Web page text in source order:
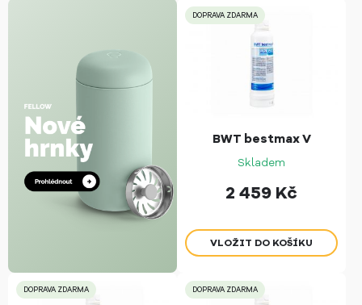
DOPRAVA ZDARMA
BWT bestmax V
Skladem
2 459 Kč
DOPRAVA ZDARMA DOPRAVA ZDARMA